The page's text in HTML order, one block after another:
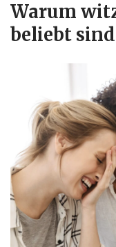
Warum
beliebt sind